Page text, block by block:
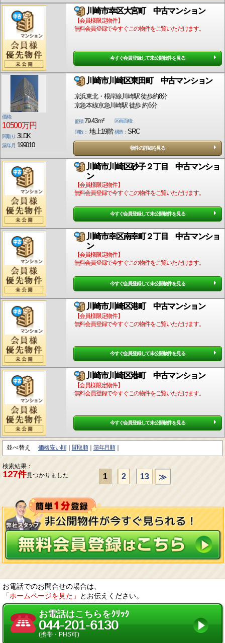
川崎市幸区大宮町 中古マンション
【会員様限定物件】
無料会員登録で今すぐこの物件をご覧いただけます。
今すぐ会員登録して未公開物件を見る
価格:
10500万円
間取り:3LDK
築年月: 199010
川崎市川崎区東田町 中古マンション
京浜東北・根岸線川崎駅 徒歩約8分
京急本線京急川崎駅 徒歩 約6分
面積:79.43m²
区画面積:
階数： 地上19階 構造：SRC
物件の詳細を見る
川崎市川崎区砂子２丁目 中古マンショ
ン
【会員様限定物件】
無料会員登録で今すぐこの物件をご覧いただけます。
今すぐ会員登録して未公開物件を見る
川崎市幸区南幸町２丁目 中古マンショ
ン
【会員様限定物件】
無料会員登録で今すぐこの物件をご覧いただけます。
今すぐ会員登録して未公開物件を見る
川崎市川崎区港町 中古マンション
【会員様限定物件】
無料会員登録で今すぐこの物件をご覧いただけます。
今すぐ会員登録して未公開物件を見る
川崎市川崎区港町 中古マンション
【会員様限定物件】
無料会員登録で今すぐこの物件をご覧いただけます。
今すぐ会員登録して未公開物件を見る
並べ替え 価格:安い順 間取順 築年月順
検索結果：
127件見つかりました 1
...
2
...
13 ≫
お電話でのお問合せの場合は、
「ホームページを見た」
とお伝えください。
お電話はこちらをｸﾘｯｸ
044-201-6130
(携帯・PHS可)